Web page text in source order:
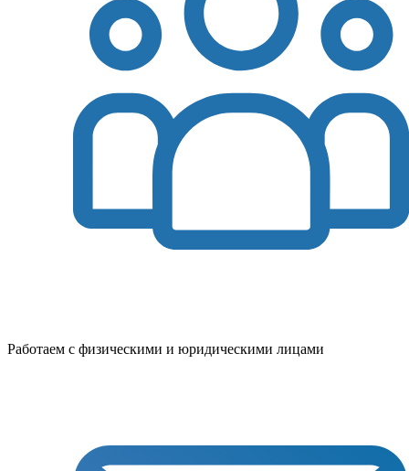
Работаем с физическими и юридическими лицами